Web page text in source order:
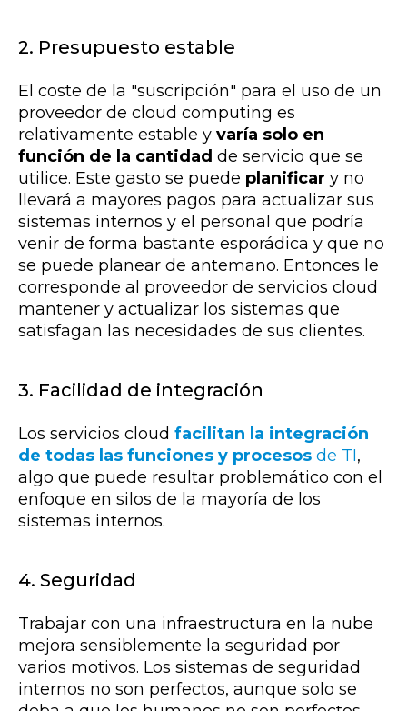
2. Presupuesto estable
El coste de la "suscripción" para el uso de un
proveedor de cloud computing es
relativamente estable y varía solo en
función de la cantidad de servicio que se
utilice. Este gasto se puede planificar y no
llevará a mayores pagos para actualizar sus
sistemas internos y el personal que podría
venir de forma bastante esporádica y que no
se puede planear de antemano. Entonces le
corresponde al proveedor de servicios cloud
mantener y actualizar los sistemas que
satisfagan las necesidades de sus clientes.
3. Facilidad de integración
Los servicios cloud facilitan la integración
de todas las funciones y procesos de TI,
algo que puede resultar problemático con el
enfoque en silos de la mayoría de los
sistemas internos.
4. Seguridad
Trabajar con una infraestructura en la nube
mejora sensiblemente la seguridad por
varios motivos. Los sistemas de seguridad
internos no son perfectos, aunque solo se